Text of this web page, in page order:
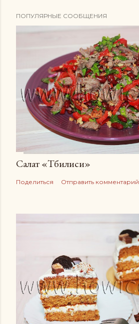
ПОПУЛЯРНЫЕ СООБЩЕНИЯ
Салат «Тбилиси»
Поделиться Отправить комментарий